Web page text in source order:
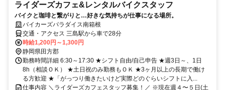
ライダーズカフェ&レンタルバイクスタッフ
バイクと珈琲と繋がりと…好きな気持ちが仕事になる場所。
バイカーズパラダイス南箱根
交通・アクセス 三島駅から車で28分
時給1,200円～1,300円
静岡県田方郡
勤務時間詳細 6:30～17:30 ★シフト自由/自己申告 ★週3日～、1日
8h（相談ＯＫ） ★土日祝のみ勤務もＯＫ ★3ヶ月以上の長期で働け
る方歓迎 ★「がっつり働きたいけど実際どのぐらいシフトに入...
仕事内容 ＼ライダーズカフェスタッフ募集！／ ※現在週４〜５日(土